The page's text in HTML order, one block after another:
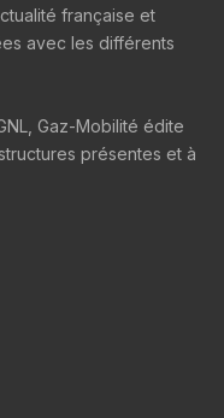
française et
avec les différents
Gaz-Mobilité édite
présentes et à